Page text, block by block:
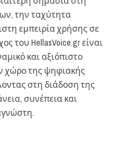
την ταχύτητα
εμπειρία χρήσης σε
του HellasVoice.gr είναι
και αξιόπιστο
χώρο της ψηφιακής
στη διάδοση της
συνέπεια και